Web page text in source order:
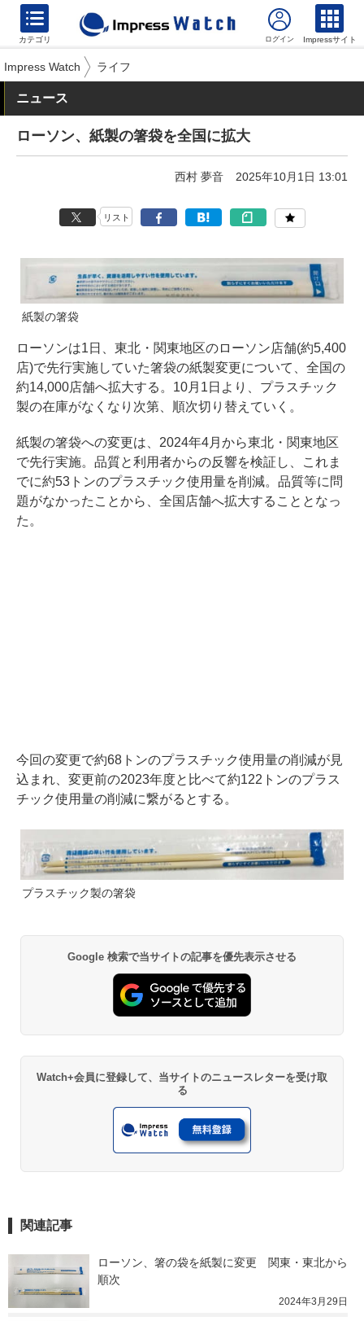
カテゴリ Impressサイト
Impress Watch ライフ
ニュース
ローソン、紙製の箸袋を全国に拡大
西村 夢音 2025年10月1日 13:01
リスト
紙製の箸袋
ローソンは1日、東北・関東地区のローソン店舗(約5,400
店)で先行実施していた箸袋の紙製変更について、全国の
約14,000店舗へ拡大する。10月1日より、プラスチック
製の在庫がなくなり次第、順次切り替えていく。
紙製の箸袋への変更は、2024年4月から東北・関東地区
で先行実施。品質と利用者からの反響を検証し、これま
でに約53トンのプラスチック使用量を削減。品質等に問
題がなかったことから、全国店舗へ拡大することとなっ
た。
今回の変更で約68トンのプラスチック使用量の削減が見
込まれ、変更前の2023年度と比べて約122トンのプラス
チック使用量の削減に繋がるとする。
プラスチック製の箸袋
Google 検索で当サイトの記事を優先表示させる
Watch+会員に登録して、当サイトのニュースレターを受け取
る
関連記事
ローソン、箸の袋を紙製に変更　関東・東北から
順次
2024年3月29日